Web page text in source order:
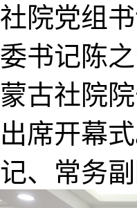
社院党组
委书记陈
蒙古社院
出席开幕
记、常务